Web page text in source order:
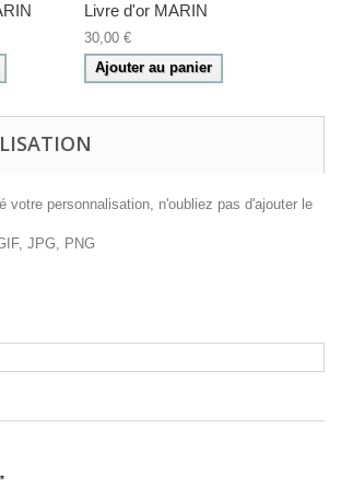
Livre d'or MARIN
30,00 €
Ajouter au panier
votre personnalisation, n'oubliez pas d'ajouter le
JPG, PNG
*